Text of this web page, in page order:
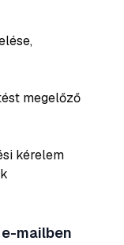
megelőző
kérelem
mailben